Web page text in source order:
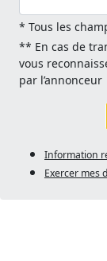
* Tous les
** En cas de
vous
par l’annonceur
Information
Exercer mes